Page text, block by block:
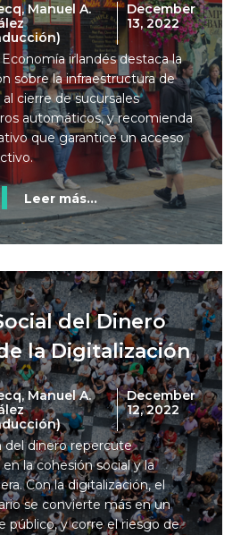
Manuel A.
December
13, 2022
irlandés destaca la
sobre la infraestructura de
cierre de sucursales
automáticos, y recomienda
que garantice un acceso
Leer más...
del Dinero
la Digitalización
Manuel A.
December
12, 2022
del dinero repercute
la cohesión social y la
Con la digitalización, el
se convierte más en un
público, y corre el riesgo de